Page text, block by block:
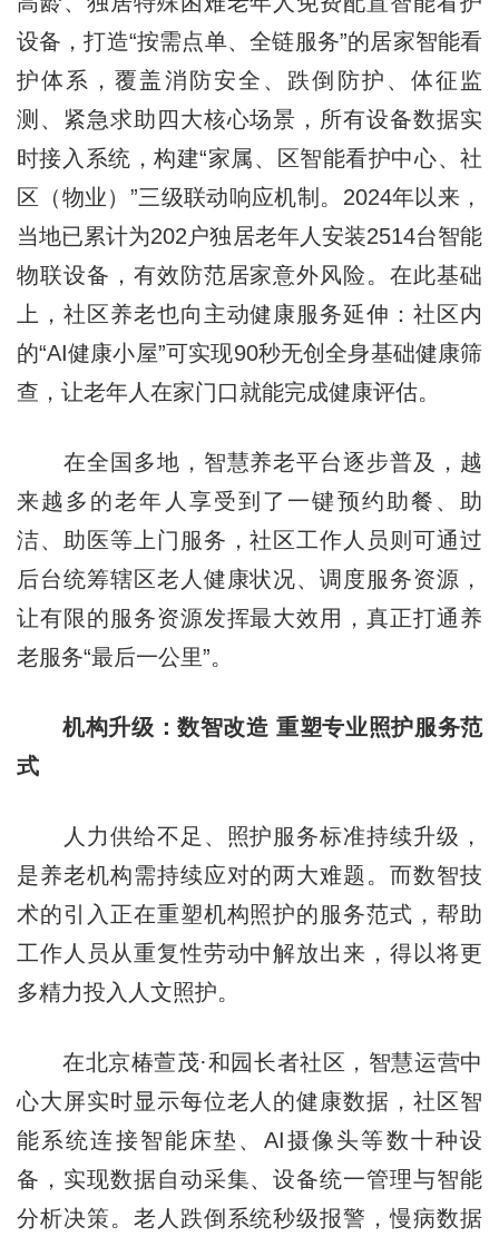
设备，打造“按需点单、全链服务”的居家智能看
护体系，覆盖消防安全、跌倒防护、体征监
测、紧急求助四大核心场景，所有设备数据实
时接入系统，构建“家属、区智能看护中心、社
区（物业）”三级联动响应机制。2024年以来，
当地已累计为202户独居老年人安装2514台智能
物联设备，有效防范居家意外风险。在此基础
上，社区养老也向主动健康服务延伸：社区内
的“AI健康小屋”可实现90秒无创全身基础健康筛
查，让老年人在家门口就能完成健康评估。
在全国多地，智慧养老平台逐步普及，越
来越多的老年人享受到了一键预约助餐、助
洁、助医等上门服务，社区工作人员则可通过
后台统筹辖区老人健康状况、调度服务资源，
让有限的服务资源发挥最大效用，真正打通养
老服务“最后一公里”。
机构升级：数智改造 重塑专业照护服务范
式
人力供给不足、照护服务标准持续升级，
是养老机构需持续应对的两大难题。而数智技
术的引入正在重塑机构照护的服务范式，帮助
工作人员从重复性劳动中解放出来，得以将更
多精力投入人文照护。
在北京椿萱茂·和园长者社区，智慧运营中
心大屏实时显示每位老人的健康数据，社区智
能系统连接智能床垫、AI摄像头等数十种设
备，实现数据自动采集、设备统一管理与智能
分析决策。老人跌倒系统秒级报警，慢病数据